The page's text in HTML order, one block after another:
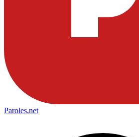
Paroles.net